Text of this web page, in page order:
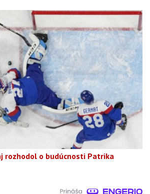
rozhodol o budúcnosti Patrika